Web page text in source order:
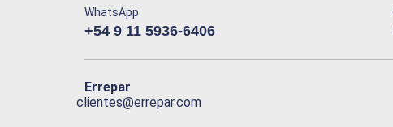
WhatsApp
+54 9 11 5936-6406
Errepar
clientes@errepar.com